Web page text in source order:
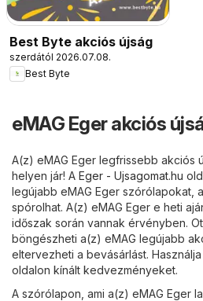
Best Byte akciós újság
szerdától 2026.07.08.
Best Byte
eMAG Eger akciós
A(z) eMAG Eger legfrissebb akciós
helyen jár! A Eger - Ujsagomat.hu
legújabb eMAG Eger szórólapokat,
spórolhat. A(z) eMAG Eger e heti
időszak során vannak érvényben.
böngészheti a(z) eMAG legújabb
eltervezheti a bevásárlást.
oldalon kínált kedvezményeket.
A szórólapon, ami a(z) eMAG Eger